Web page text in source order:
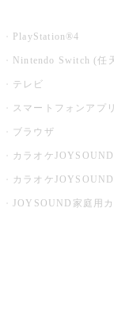
PlayStation®4
Nintendo Switch (任
テレビ
スマートフォンアプリ
ブラウザ
カラオケ
カラオケ
JOYSOUND家庭用